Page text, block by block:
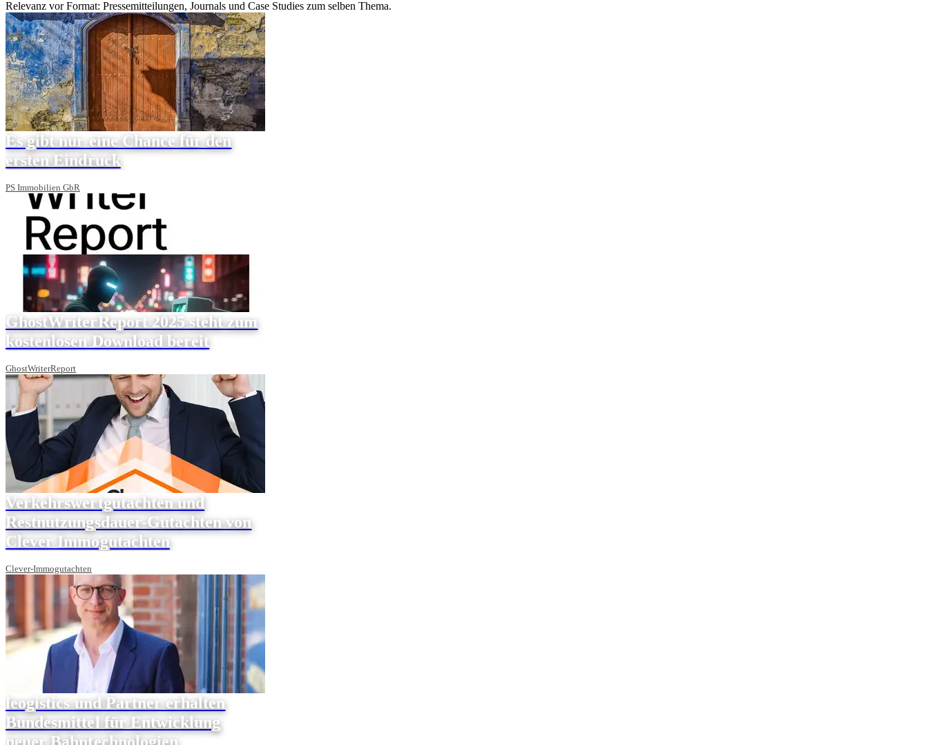
Relevanz vor Format: Pressemitteilungen, Journals und Case Studies zum selben Thema.
Es gibt nur eine Chance für den
ersten Eindruck
PS Immobilien GbR
GhostWriterReport 2025 steht zum
kostenlosen Download bereit
GhostWriterReport
Verkehrswertgutachten und
Restnutzungsdauer-Gutachten von
Clever Immogutachten
Clever-Immogutachten
leogistics und Partner erhalten
Bundesmittel für Entwicklung